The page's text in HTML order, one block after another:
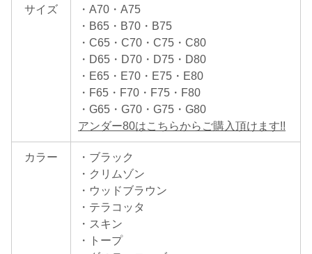
サイズ
・A70・A75
・B65・B70・B75
・C65・C70・C75・C80
・D65・D70・D75・D80
・E65・E70・E75・E80
・F65・F70・F75・F80
・G65・G70・G75・G80
アンダー80はこちらからご購入頂けます!!
カラー
・ブラック
・クリムゾン
・ウッドブラウン
・テラコッタ
・スキン
・トープ